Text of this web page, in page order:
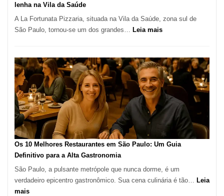
lenha na Vila da Saúde
A La Fortunata Pizzaria, situada na Vila da Saúde, zona sul de
São Paulo, tornou-se um dos grandes… Leia mais:
Pizzaria:
tradição
em
pizza
artesanal
forno
à
Vila
da
Os 10 Melhores Restaurantes em São Paulo: Um Guia
Definitivo para a Alta Gastronomia
São Paulo, a pulsante metrópole que nunca dorme, é um
verdadeiro epicentro gastronômico. Sua cena culinária é tão… Leia
mais: